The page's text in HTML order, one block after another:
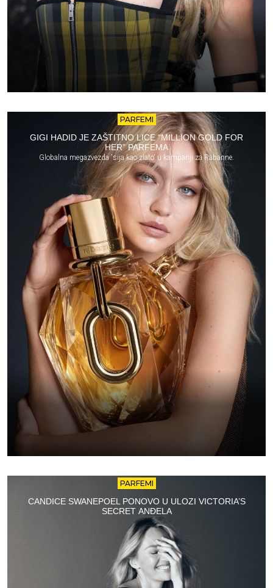
PARFEMI
GIGI HADID JE ZAŠTITNO LICE “MILLION GOLD FOR
HER” PARFEMA
Globalna megazvezda 'sija kao zlato' u kampanji za Rabanne.
PARFEMI
CANDICE SWANEPOEL PONOVO U ULOZI VICTORIA’S
SECRET ANĐELA